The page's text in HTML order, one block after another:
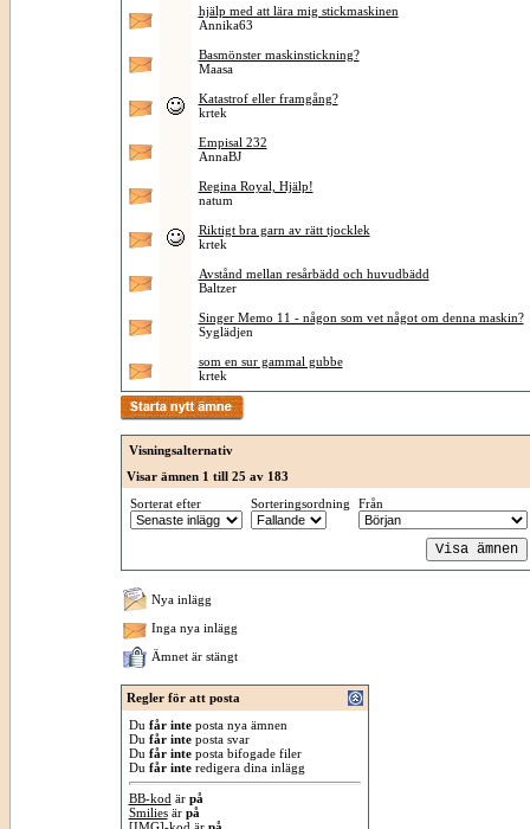
hjälp med att lära mig stickmaskinen
Annika63
Basmönster maskinstickning?
Maasa
Katastrof eller framgång?
krtek
Empisal 232
AnnaBJ
Regina Royal, Hjälp!
natum
Riktigt bra garn av rätt tjocklek
krtek
Avstånd mellan resårbädd och huvudbädd
Baltzer
Singer Memo 11 - någon som vet något om denna maskin?
Syglädjen
som en sur gammal gubbe
krtek
Visningsalternativ
Visar ämnen 1 till 25 av 183
Sorterat efter
Sorteringsordning Från
Nya inlägg
Inga nya inlägg
Ämnet är stängt
Regler för att posta
Du får inteposta nya ämnen
Du får inteposta svar
Du får inteposta bifogade filer
Du får interedigera dina inlägg
BB-kod är på
Smiliesär på